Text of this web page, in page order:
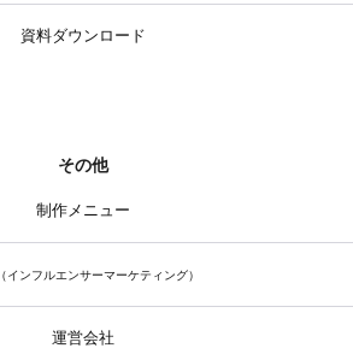
資料ダウンロード
その他
制作メニュー
（インフルエンサーマーケティング）
運営会社